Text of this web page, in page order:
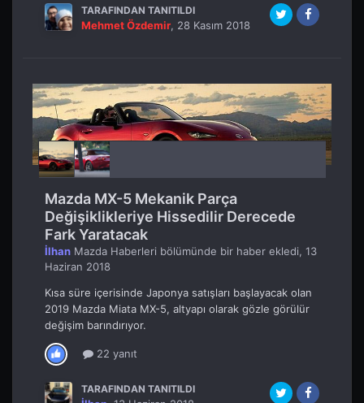
TARAFINDAN TANITILDI
Mehmet Özdemir, 28 Kasım 2018
Mazda MX-5 Mekanik Parça
Değişiklikleriye Hissedilir Derecede
Fark Yaratacak
İlhan Mazda Haberleri bölümünde bir haber ekledi, 13
Haziran 2018
Kısa süre içerisinde Japonya satışları başlayacak olan
2019 Mazda Miata MX-5, altyapı olarak gözle görülür
değişim barındırıyor.
22 yanıt
TARAFINDAN TANITILDI